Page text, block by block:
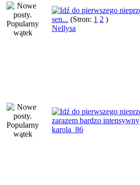
sen... (Stron: 1 2 )
Nellysa
zarazem bardzo intensywny
karola_86